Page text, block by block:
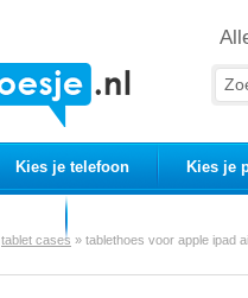
Kies je telefoon Kies je
tablet cases » tablethoes voor apple ipad